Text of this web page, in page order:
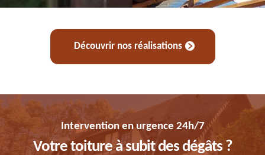
Découvrir nos réalisations
Intervention en urgence 24h/7
Votre toiture à subit des dégâts ?